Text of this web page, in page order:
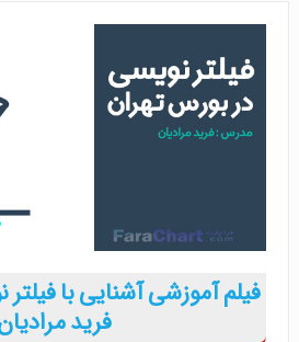
فیلم آموزشی آشنایی با
فرید